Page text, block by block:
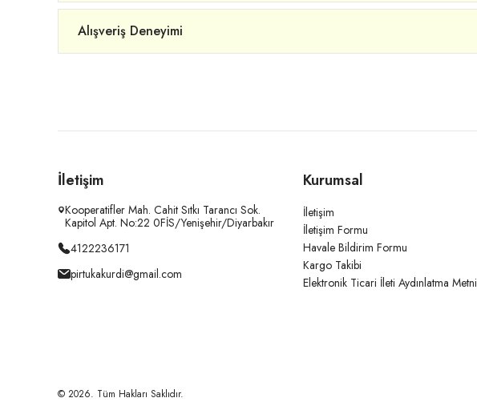
Alışveriş Deneyimi
İletişim
Kooperatifler Mah. Cahit Sıtkı Tarancı Sok.
Kapitol Apt. No:22 0FİS/Yenişehir/Diyarbakır
4122236171
pirtukakurdi@gmail.com
Kurumsal
İletişim
İletişim Formu
Havale Bildirim Formu
Kargo Takibi
Elektronik Ticari İleti Aydınlatma Metni
© 2026. Tüm Hakları Saklıdır.